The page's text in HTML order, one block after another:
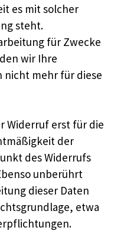
es mit solcher
steht.
für Zwecke
wir Ihre
nicht mehr für diese
Widerruf erst für die
der
des Widerrufs
unberührt
dieser Daten
etwa